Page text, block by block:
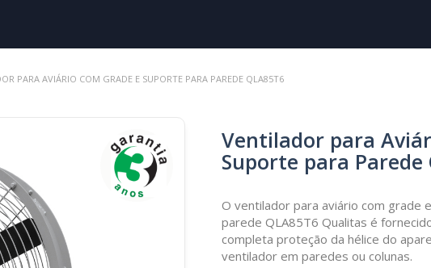
PARA AVIÁRIO COM GRADE E SUPORTE PARA PAREDE QLA85T6
Ventilador para
Suporte para Parede
O ventilador para aviário com grade
parede QLA85T6 Qualitas é
completa proteção da hélice do
ventilador em paredes ou colunas.